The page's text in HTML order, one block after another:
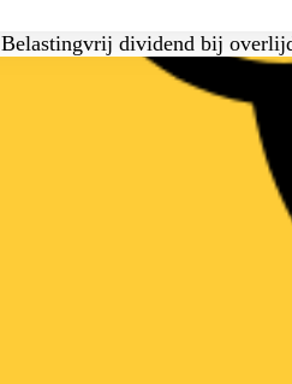
Belastingvrij dividend bij